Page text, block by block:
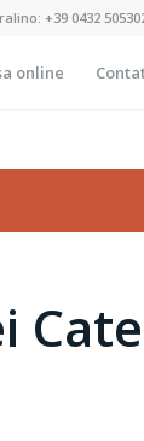
+39 0432
online